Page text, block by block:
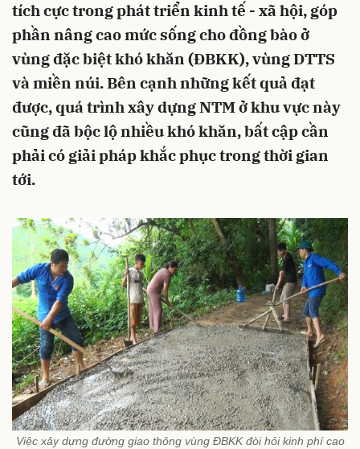
tích cực trong phát triển kinh tế - xã hội, góp
phần nâng cao mức sống cho đồng bào ở
vùng đặc biệt khó khăn (ĐBKK), vùng DTTS
và miền núi. Bên cạnh những kết quả đạt
được, quá trình xây dựng NTM ở khu vực này
cũng đã bộc lộ nhiều khó khăn, bất cập cần
phải có giải pháp khắc phục trong thời gian
tới.
Việc xây dựng đường giao thông vùng ĐBKK đòi hỏi kinh phí cao